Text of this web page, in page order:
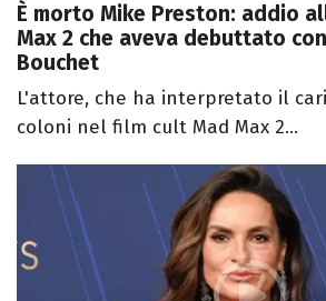
È morto Mike Preston: addio
Max 2 che aveva debuttato
Bouchet
L'attore, che ha interpretato il
coloni nel film cult Mad Max 2...